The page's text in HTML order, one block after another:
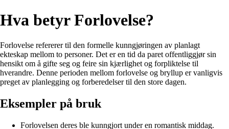
Hva betyr Forlovelse?
Forlovelse refererer til den formelle kunngjøringen av planlagt
ekteskap mellom to personer. Det er en tid da paret offentliggjør sin
hensikt om å gifte seg og feire sin kjærlighet og forpliktelse til
hverandre. Denne perioden mellom forlovelse og bryllup er vanligvis
preget av planlegging og forberedelser til den store dagen.
Eksempler på bruk
Forlovelsen deres ble kunngjort under en romantisk middag.